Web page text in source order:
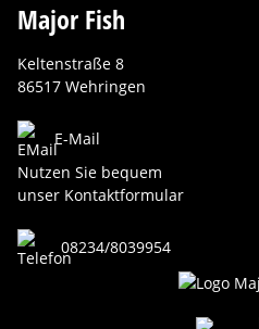
Major Fish
Keltenstraße 8
86517 Wehringen
E-Mail
Nutzen Sie bequem
unser Kontaktformular
08234/8039954